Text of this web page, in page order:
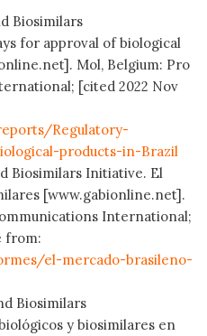
Biosimilars
for approval of biological
Mol, Belgium: Pro
[cited 2022 Nov
Regulatory-
products-in-Brazil
Biosimilars Initiative. El
[www.gabionline.net].
International;
from:
el-mercado-brasileno-
Biosimilars
y biosimilares en